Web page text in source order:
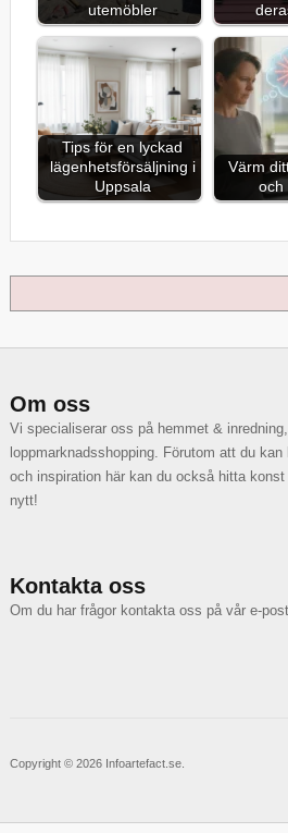
utemöbler
Tips för en lyckad
lägenhetsförsäljning i
Uppsala
Värm
och
Om oss
Vi specialiserar oss på hemmet &
loppmarknadsshopping. Förutom att du
och inspiration här kan du också hitta
nytt!
Kontakta oss
Om du har frågor kontakta oss på vår e-
Copyright © 2026 Infoartefact.se.